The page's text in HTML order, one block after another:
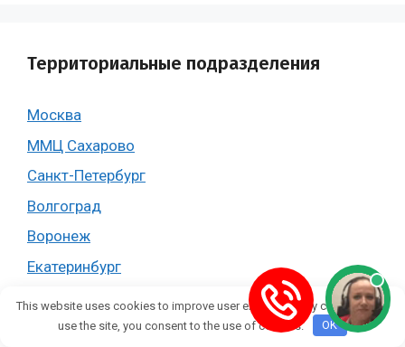
Территориальные подразделения
Москва
ММЦ Сахарово
Санкт-Петербург
Волгоград
Воронеж
Екатеринбург
Казань
Краснодар
This website uses cookies to improve user experience. By continuing to
use the site, you consent to the use of cookies.
OK